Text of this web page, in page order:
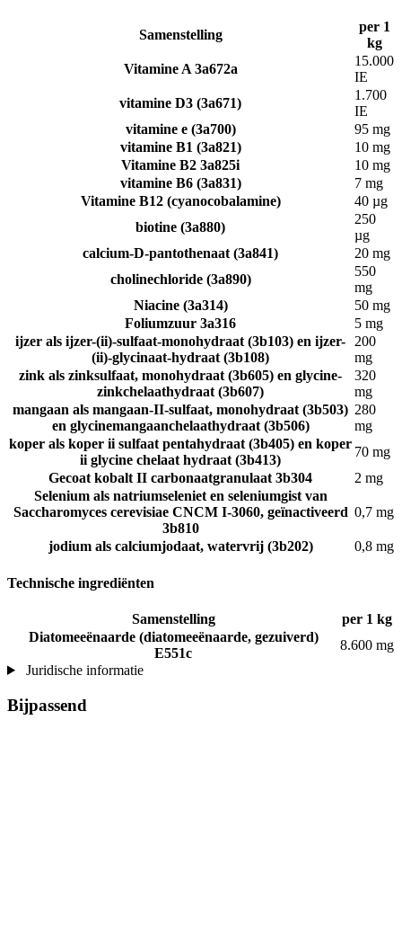
Samenstelling
per 1
kg
Vitamine A 3a672a
15.000
IE
vitamine D3 (3a671)
1.700
IE
vitamine e (3a700)
95 mg
vitamine B1 (3a821)
10 mg
Vitamine B2 3a825i
10 mg
vitamine B6 (3a831)
7 mg
Vitamine B12 (cyanocobalamine)
40 µg
biotine (3a880)
250
µg
calcium-D-pantothenaat (3a841)
20 mg
cholinechloride (3a890)
550
mg
Niacine (3a314)
50 mg
Foliumzuur 3a316
5 mg
ijzer als ijzer-(ii)-sulfaat-monohydraat (3b103) en ijzer-
(ii)-glycinaat-hydraat (3b108)
200
mg
zink als zinksulfaat, monohydraat (3b605) en glycine-
zinkchelaathydraat (3b607)
320
mg
mangaan als mangaan-II-sulfaat, monohydraat (3b503)
en glycinemangaanchelaathydraat (3b506)
280
mg
koper als koper ii sulfaat pentahydraat (3b405) en koper
ii glycine chelaat hydraat (3b413)
70 mg
Gecoat kobalt II carbonaatgranulaat 3b304
2 mg
Selenium als natriumseleniet en seleniumgist van
Saccharomyces cerevisiae CNCM I-3060, geïnactiveerd
3b810
0,7 mg
jodium als calciumjodaat, watervrij (3b202) 0,8 mg
Technische ingrediënten
Samenstelling
per 1 kg
Diatomeeënaarde (diatomeeënaarde, gezuiverd)
E551c
8.600 mg
Juridische informatie
Bijpassend